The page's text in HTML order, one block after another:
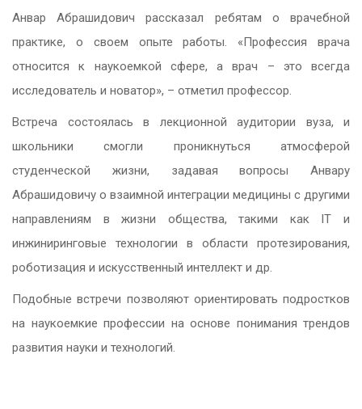
Анвар Абрашидович рассказал ребятам о врачебной
практике, о своем опыте работы. «Профессия врача
относится к наукоемкой сфере, а врач – это всегда
исследователь и новатор», – отметил профессор.
Встреча состоялась в лекционной аудитории вуза, и
школьники смогли проникнуться атмосферой
студенческой жизни, задавая вопросы Анвару
Абрашидовичу о взаимной интеграции медицины с другими
направлениям в жизни общества, такими как IT и
инжиниринговые технологии в области протезирования,
роботизация и искусственный интеллект и др.
Подобные встречи позволяют ориентировать подростков
на наукоемкие профессии на основе понимания трендов
развития науки и технологий.